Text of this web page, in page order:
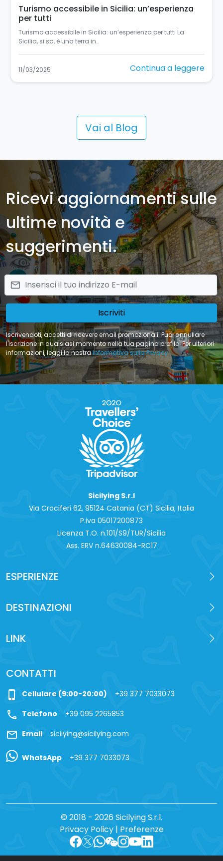
Turismo accessibile in Sicilia: un’esperienza
per tutti
Turismo accessibile in Sicilia: un’esperienza per tutti La
Sicilia, si sa, è una terra in…
11/03/2025 Continua a leggere
Vai al Blog
Ricevi aggiornamenti sulle
ultime novità e
suggerimenti.
email
Iscriviti
Iscrivendoti, accetti di ricevere email promozionali. Puoi annullare
l'iscrizione in qualsiasi momento nella tua pagina profilo. Per ulteriori
informazioni, leggi la nostraInformativa sulla Privacy
Sicilying S.r.l
Via Crociferi 62, 95124 Catania (CT) Sicilia, Italia
P.iva 0‍5017200873
Licenza T.O. n.101/S9/TUR/Sicilia
Ass. ERV n.64630084-RC17
ESPERIENZE
DESTINAZIONI
LINK
CONTATTI
phone_iphone Cellulare (9:00-20:00) +39 377 7033073
call Telefono +39 095 2265853
mail Email sicilying@sicilying.com
WhatsApp +39 377 7033073
© 2018 - 2026 Sicilying S.r.l.
Privacy Policy| Preferenze